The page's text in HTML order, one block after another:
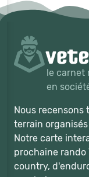
le carnet
en
Nous recensons
terrain
Notre carte
prochaine rando
country,